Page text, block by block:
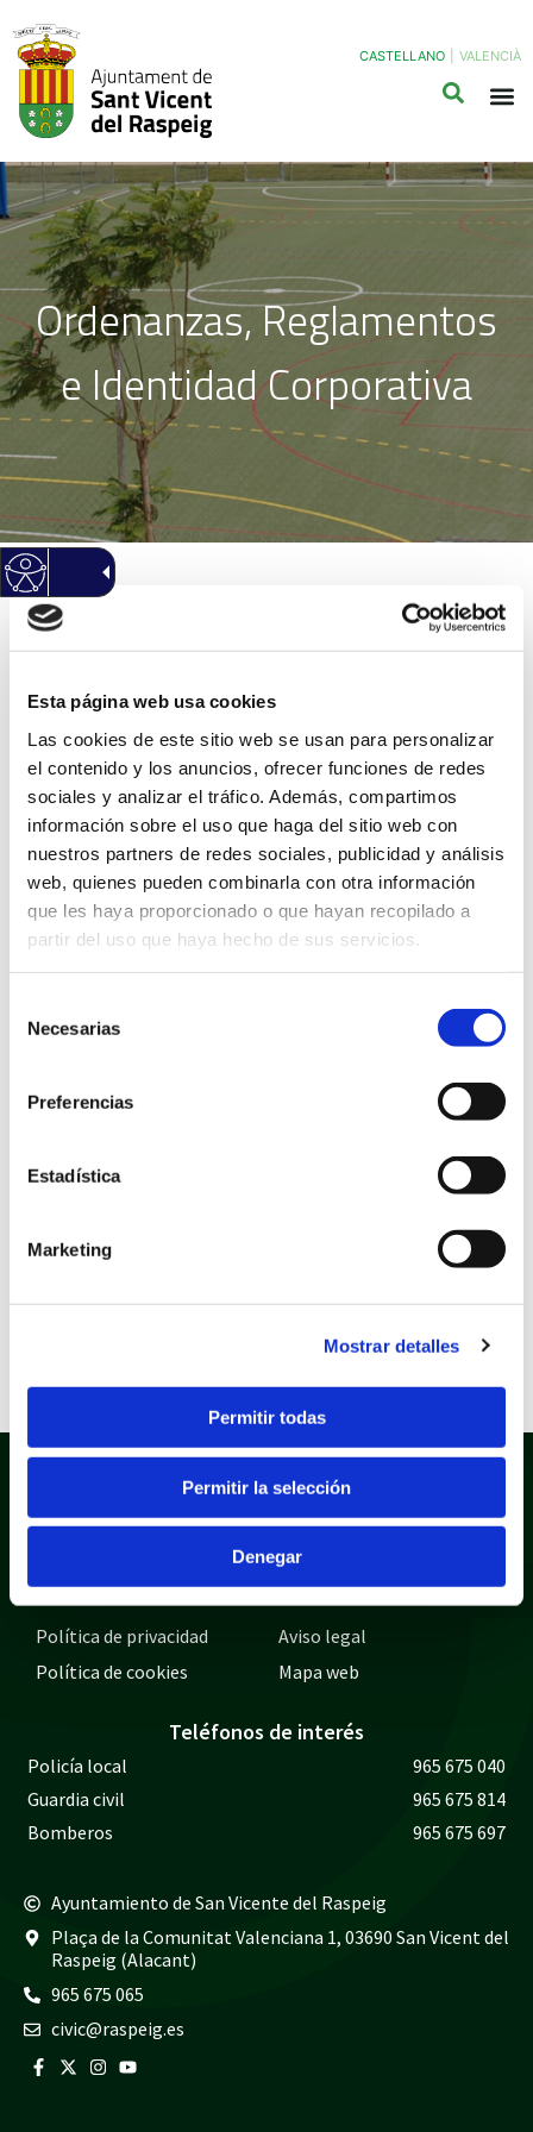
Esta página web usa cookies
Las cookies de este sitio web se usan para personalizar
el contenido y los anuncios, ofrecer funciones de redes
sociales y analizar el tráfico. Además, compartimos
información sobre el uso que haga del sitio web con
nuestros partners de redes sociales, publicidad y análisis
web, quienes pueden combinarla con otra información
que les haya proporcionado o que hayan recopilado a
partir del uso que haya hecho de sus servicios.
Necesarias
Preferencias
Estadística
Marketing
Mostrar detalles
Permitir todas
Permitir la selección
Denegar
CASTELLANO VALENCIÀ
Ordenanzas, Reglamentos
e Identidad Corporativa
Inicio/Áreas Municipales
Ordenanzas,
Reglamentos e Identidad Corporativa
Identidad Corporativa
Manual Slogan/Marca Patronato
«San Vicente Cree en Ti.
Manual Logo Concejalía.
Logo Deportes (Logomarca)
Versiones.
Logo Deportes (Logomarca)
Política de privacidad
Aviso legal
Política de cookies
Mapa web
Teléfonos de interés
Policía local
965 675 040
Guardia civil
965 675 814
Bomberos
965 675 697
Ayuntamiento de San Vicente del Raspeig
Plaça de la Comunitat Valenciana 1, 03690 San Vicent del
Raspeig (Alacant)
965 675 065
civic@raspeig.es